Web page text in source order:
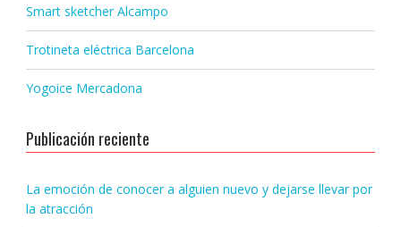
Smart sketcher Alcampo
Trotineta eléctrica Barcelona
Yogoice Mercadona
Publicación reciente
La emoción de conocer a alguien nuevo y dejarse llevar por
la atracción